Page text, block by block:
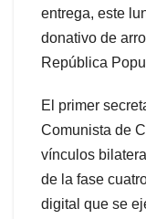
entrega, este
donativo de
República
El primer
Comunista de
vínculos
de la fase
digital que se